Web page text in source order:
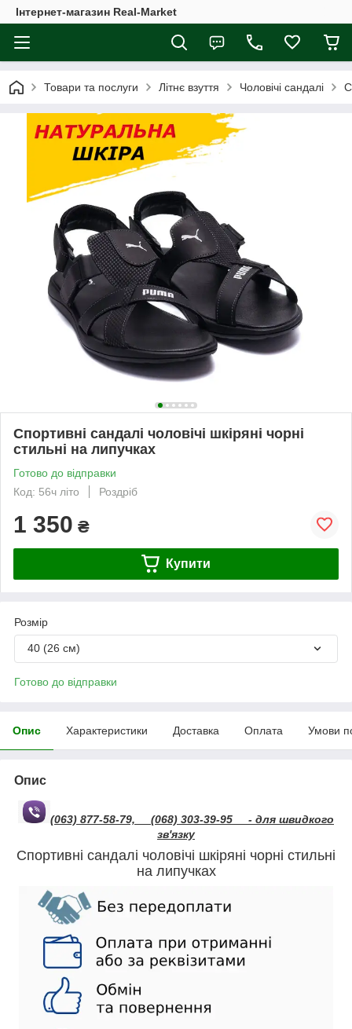
Інтернет-магазин Real-Market
Товари та послуги Літнє взуття Чоловічі сандалі
Спортивні сандалі чоловічі шкіряні чорні
стильні на липучках
Готово до відправки
Код: 56ч літо
Роздріб
1 350 ₴
Купити
Розмір
40 (26 см)
Готово до відправки
Опис Характеристики Доставка Оплата Умови
Опис
(063) 877-58-79, (068) 303-39-95
- для швидкого
зв'язку
Спортивні сандалі чоловічі шкіряні чорні стильні
на липучках